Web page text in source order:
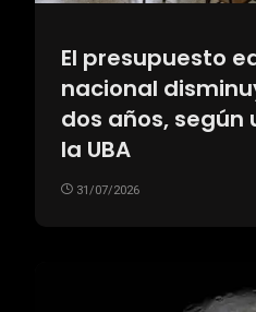
El presupuesto
nacional
dos años, según
la UBA
31/07/2026